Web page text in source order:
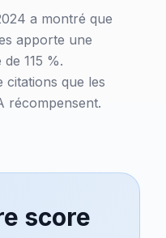
a montré que
apporte une
115 %.
citations que les
récompensent.
score